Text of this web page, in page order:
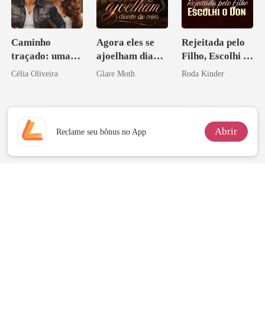
Caminho
traçado: uma
babá na fazenda
Célia Oliveira
Agora eles se
ajoelham diante
de mim
Glare Moth
Rejeitada pelo
Filho, Escolhi o
Don
Roda Kinder
Reclame seu bônus no App Abrir